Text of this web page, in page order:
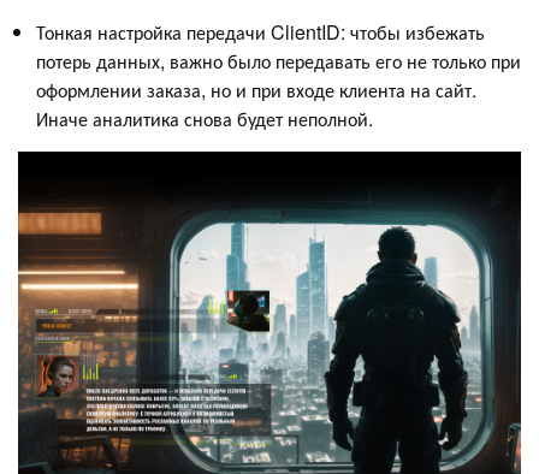
Тонкая настройка передачи ClientID: чтобы избежать
потерь данных, важно было передавать его не только при
оформлении заказа, но и при входе клиента на сайт.
Иначе аналитика снова будет неполной.